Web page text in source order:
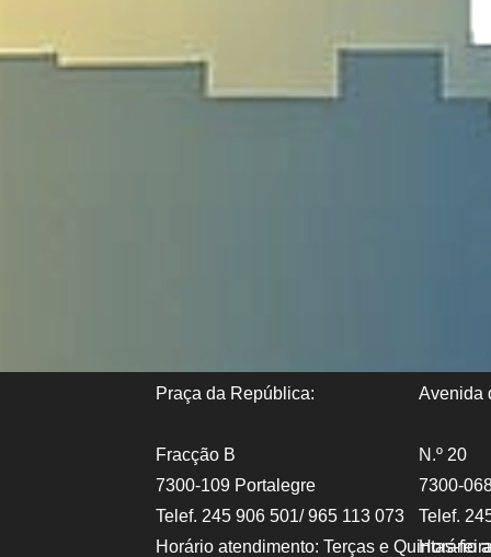
Praça da República: Avenida
Fracção B
7300-109 Portalegre
Telef. 245 906 501/ 965 113 073
Horário atendimento: Terças e Quintas-
N.º 20
7300-
Telef.
Horário